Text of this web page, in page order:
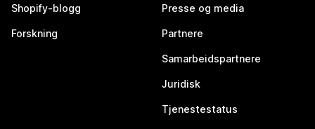
Shopify-blogg
Forskning
Presse og media
Partnere
Samarbeidspartnere
Juridisk
Tjenestestatus